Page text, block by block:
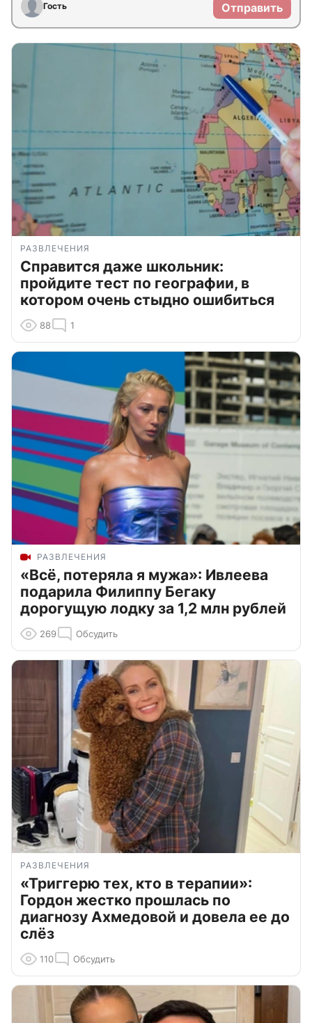
Гость Отправить
РАЗВЛЕЧЕНИЯ
Справится даже школьник:
пройдите тест по географии, в
котором очень стыдно ошибиться
88 1
РАЗВЛЕЧЕНИЯ
«Всё, потеряла я мужа»: Ивлеева
подарила Филиппу Бегаку
дорогущую лодку за 1,2 млн рублей
269 Обсудить
РАЗВЛЕЧЕНИЯ
«Триггерю тех, кто в терапии»:
Гордон жестко прошлась по
диагнозу Ахмедовой и довела ее до
слёз
110 Обсудить